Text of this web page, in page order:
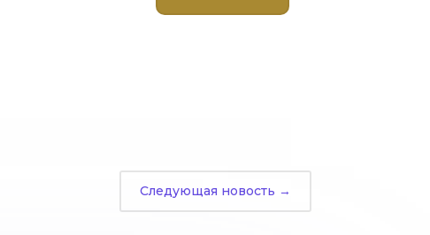
Следующая новость →